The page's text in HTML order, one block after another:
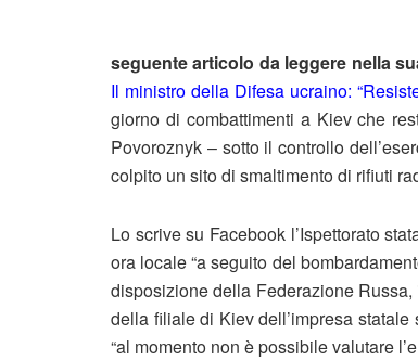
seguente articolo da leggere nella
Il ministro della Difesa ucraino:
giorno di combattimenti a Kiev che
Povoroznyk – sotto il controllo
colpito un sito di smaltimento di rifiuti
Lo scrive su Facebook l’Ispettorato
ora locale “a seguito del
disposizione della Federazione
della filiale di Kiev dell’impresa statale
“al momento non è possibile valutare